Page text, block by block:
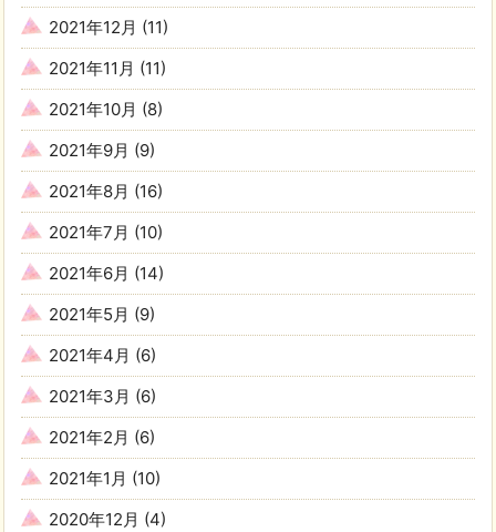
2021年12月 (11)
2021年11月 (11)
2021年10月 (8)
2021年9月 (9)
2021年8月 (16)
2021年7月 (10)
2021年6月 (14)
2021年5月 (9)
2021年4月 (6)
2021年3月 (6)
2021年2月 (6)
2021年1月 (10)
2020年12月 (4)